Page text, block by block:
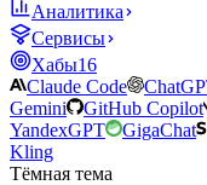
Аналитика
Сервисы
Хабы16
Claude Code
Gemini
GitHub Copilot
YandexGPT
GigaChat
Kling
Тёмная тема